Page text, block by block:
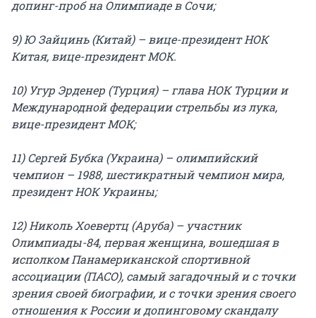
допинг-проб на Олимпиаде в Сочи;
9) Ю Зайцинь (Китай) – вице-президент НОК
Китая, вице-президент МОК.
10) Угур Эрденер (Турция) – глава НОК Турции и
Международной федерации стрельбы из лука,
вице-президент МОК;
11) Сергей Бубка (Украина) – олимпийский
чемпион – 1988, шестикратный чемпион мира,
президент НОК Украины;
12) Николь Хоевертц (Аруба) – участник
Олимпиады-84, первая женщина, вошедшая в
исполком Панамериканской спортивной
ассоциации (ПАСО), самый загадочный и с точки
зрения своей биографии, и с точки зрения своего
отношения к России и допинговому скандалу